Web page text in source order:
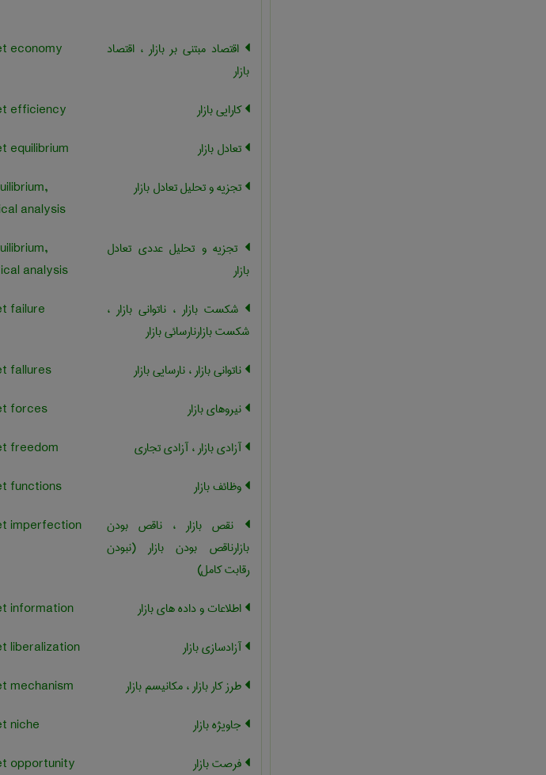
اقتصاد مبتنی بر بازار ، اقتصاد
بازار
economy
کارایی بازار
efficiency
تعادل بازار
equilibrium
تجزیه و تحلیل تعادل بازار
analysis
تجزیه و تحلیل عددی تعادل
بازار
analysis
شکست بازار ، ناتوانی بازار ،
شکست بازارنارسائی بازار
failure
ناتوانی بازار ، نارسایی بازار
fallures
نیروهای بازار
forces
آزادی بازار ، آزادی تجاری
freedom
وظائف بازار
functions
نقص بازار ، ناقص بودن
بازارناقص بودن بازار (نبودن
رقابت کامل)
imperfection
اطلاعات و داده های بازار
information
آزادسازی بازار
liberalization
طرز کار بازار ، مکانیسم بازار
mechanism
جاویژه بازار
niche
فرصت بازار
opportunity